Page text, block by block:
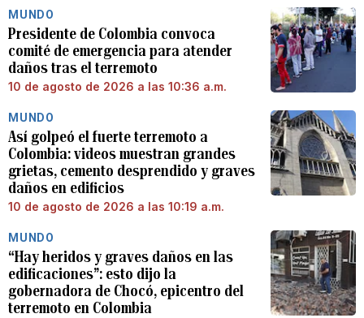
MUNDO
Presidente de Colombia convoca
comité de emergencia para atender
daños tras el terremoto
10 de agosto de 2026 a las 10:36 a.m.
MUNDO
Así golpeó el fuerte terremoto a
Colombia: videos muestran grandes
grietas, cemento desprendido y graves
daños en edificios
10 de agosto de 2026 a las 10:19 a.m.
MUNDO
“Hay heridos y graves daños en las
edificaciones”: esto dijo la
gobernadora de Chocó, epicentro del
terremoto en Colombia